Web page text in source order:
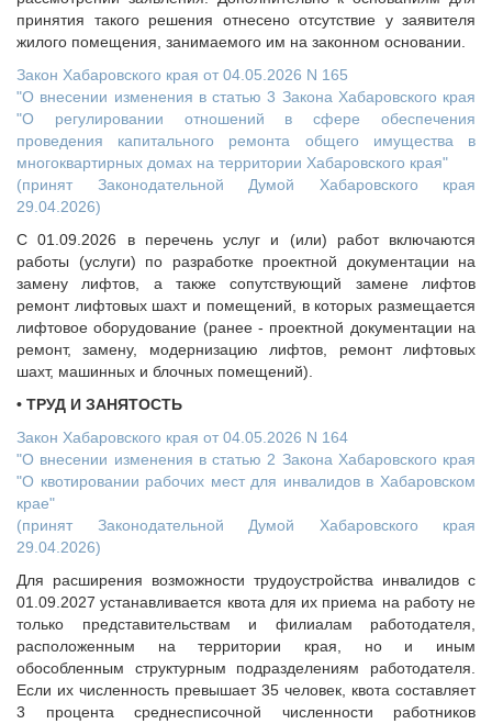
принятия такого решения отнесено отсутствие у заявителя
жилого помещения, занимаемого им на законном основании.
Закон Хабаровского края от 04.05.2026 N 165
"О внесении изменения в статью 3 Закона Хабаровского края
"О регулировании отношений в сфере обеспечения
проведения капитального ремонта общего имущества в
многоквартирных домах на территории Хабаровского края"
(принят Законодательной Думой Хабаровского края
29.04.2026)
С 01.09.2026 в перечень услуг и (или) работ включаются
работы (услуги) по разработке проектной документации на
замену лифтов, а также сопутствующий замене лифтов
ремонт лифтовых шахт и помещений, в которых размещается
лифтовое оборудование (ранее - проектной документации на
ремонт, замену, модернизацию лифтов, ремонт лифтовых
шахт, машинных и блочных помещений).
• ТРУД И ЗАНЯТОСТЬ
Закон Хабаровского края от 04.05.2026 N 164
"О внесении изменения в статью 2 Закона Хабаровского края
"О квотировании рабочих мест для инвалидов в Хабаровском
крае"
(принят Законодательной Думой Хабаровского края
29.04.2026)
Для расширения возможности трудоустройства инвалидов с
01.09.2027 устанавливается квота для их приема на работу не
только представительствам и филиалам работодателя,
расположенным на территории края, но и иным
обособленным структурным подразделениям работодателя.
Если их численность превышает 35 человек, квота составляет
3 процента среднесписочной численности работников